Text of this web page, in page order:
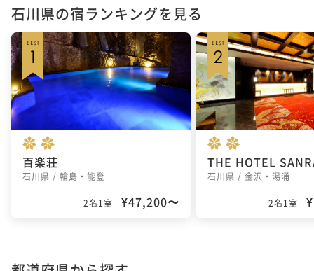
石川県の宿ランキングを見る
百楽荘
石川県 / 輪島・能登
2名1室 ¥47,200〜
石川県 / 金沢・湯涌
2名1室